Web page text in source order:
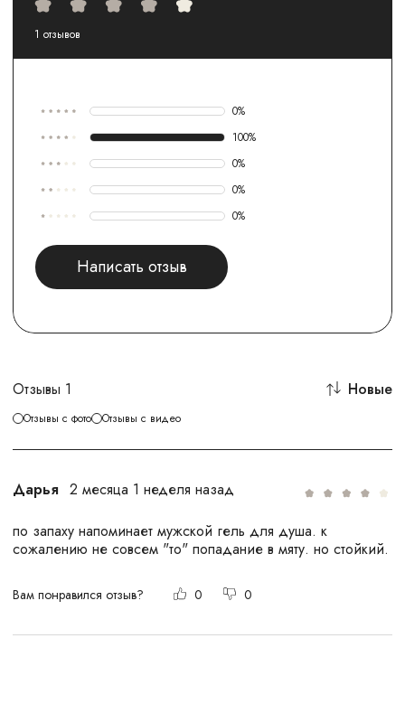
1 отзывов
0%
100%
0%
0%
0%
Написать отзыв
Отзывы 1
Отзывы с фото Отзывы с видео
Новые
Дарья 2 месяца 1 неделя назад
по запаху напоминает мужской гель для душа. к
сожалению не совсем "то" попадание в мяту. но стойкий.
Вам понравился отзыв? 0 0